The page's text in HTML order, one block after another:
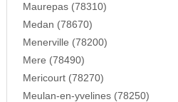
Maurepas (78310)
Medan (78670)
Menerville (78200)
Mere (78490)
Mericourt (78270)
Meulan-en-yvelines (78250)